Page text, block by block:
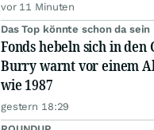
vor 11 Minuten
Das Top könnte schon da sein
Fonds hebeln sich in den
Burry warnt vor einem
wie 1987
gestern 18:29